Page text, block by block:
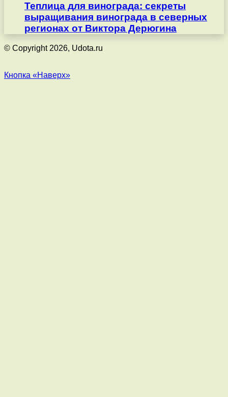
Теплица для винограда: секреты
выращивания винограда в северных
регионах от Виктора Дерюгина
© Copyright 2026, Udota.ru
Кнопка «Наверх»